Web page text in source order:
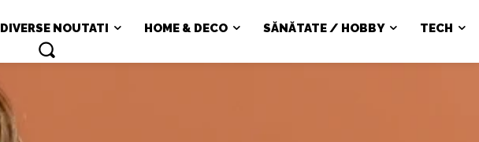
DIVERSE NOUTATI HOME & DECO SĂNĂTATE / HOBBY TECH